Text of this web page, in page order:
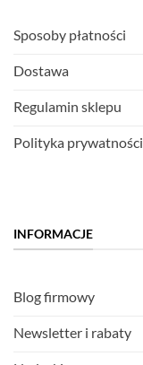
Sposoby płatności
Dostawa
Regulamin sklepu
Polityka prywatności
INFORMACJE
Blog firmowy
Newsletter i rabaty